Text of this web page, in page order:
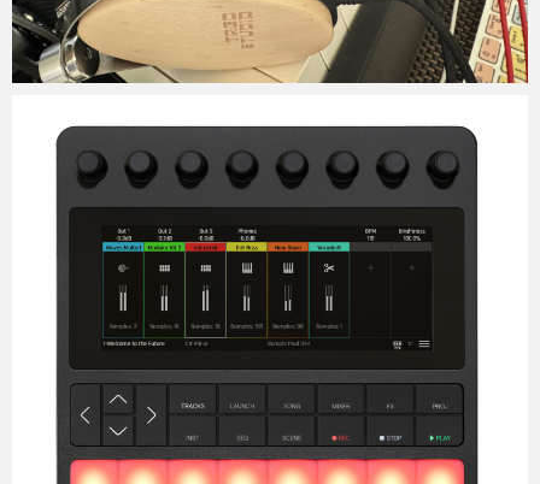
Micchan 2025年7月23日